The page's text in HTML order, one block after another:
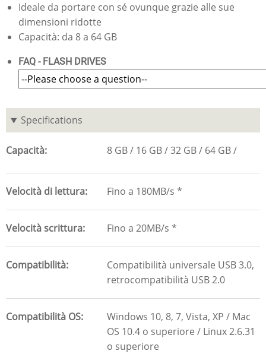
Ideale da portare con sé ovunque grazie alle sue
dimensioni ridotte
Capacità: da 8 a 64 GB
FAQ - FLASH DRIVES
Specifications
Capacità 8 GB 16 GB 32 GB 64 GB
Velocità di lettura Fino a 180MB/s *
Velocità scrittura Fino a 20MB/s *
Compatibilità
Compatibilità universale USB 3.0,
retrocompatibilità USB 2.0
Compatibilità OS
Windows 10, 8, 7, Vista, XP / Mac
OS 10.4 o superiore / Linux 2.6.31
o superiore